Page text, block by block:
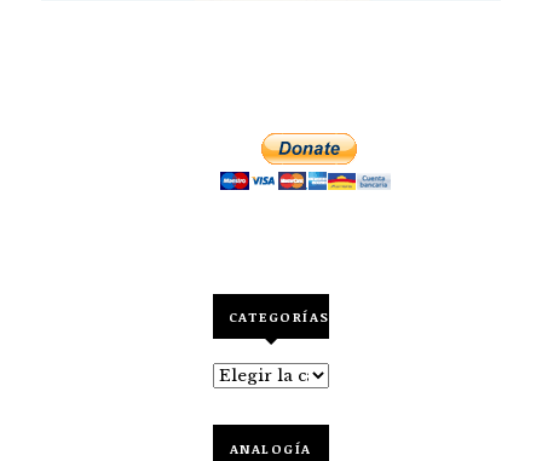
CATEGORÍAS
Categorías
ANALOGÍA